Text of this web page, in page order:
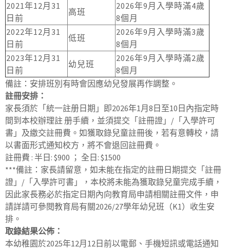
2021年12月31
日前
高班
2026年9月入學時滿4歲
8個月
2022年12月31
日前
低班
2026年9月入學時滿3歲
8個月
2023年12月31
日前
幼兒班
2026年9月入學時滿2歲
8個月
備註：安排班別有時會因應幼兒發展再作調整。
註冊安排：
家長須於「統一註册日期」即2026年1月8日至10日內指定時
間到本校辦理註 册手續，並須提交「註冊證」/「入學許可
書」及繳交註冊費。如獲取錄兒童註冊後，若有意轉校，請
以書面形式通知校方，將不會退回註冊費。
註冊費 : 半日: $900 ； 全日: $1500
***備註：家長請留意，如未能在指定的註冊日期提交「註冊
證」/「入學許可書」，本校將未能為獲取錄兒童完成手續，
因此家長務必於指定日期內向教育局申請相關註冊文件，申
請詳請可參閱教育局有關2026/27學年幼兒班（K1）收生安
排。
取錄結果公佈：
本幼稚園於2025年12月12日前以電郵、手機短訊或電話通知